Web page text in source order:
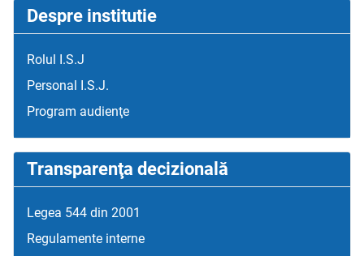
Despre institutie
Rolul I.S.J
Personal I.S.J.
Program audienţe
Transparenţa decizională
Legea 544 din 2001
Regulamente interne